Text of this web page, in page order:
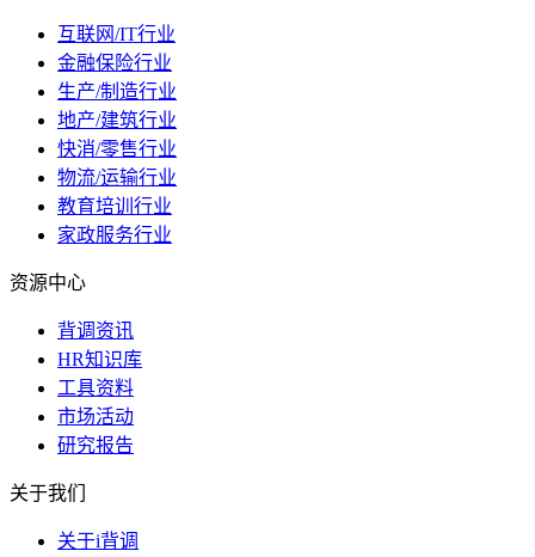
互联网/IT行业
金融保险行业
生产/制造行业
地产/建筑行业
快消/零售行业
物流/运输行业
教育培训行业
家政服务行业
资源中心
背调资讯
HR知识库
工具资料
市场活动
研究报告
关于我们
关于i背调